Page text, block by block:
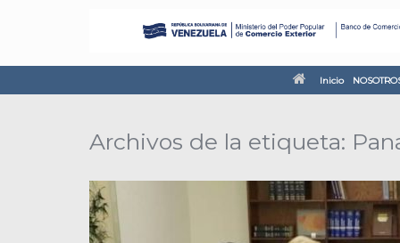
Inicio
Archivos de la etiqueta: